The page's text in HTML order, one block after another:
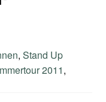
, Stand Up
2011,